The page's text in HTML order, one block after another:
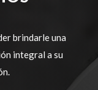
brindarle una
integral a su